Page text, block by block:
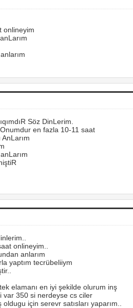
onlineyim
Söz DinLerim.
en fazla 10-11 saat
onlineyim..
anlarım
yaptım tecrübeliiym
elamanı en iyi şekilde olurum inş
var 350 si nerdeyse cs ciler
için serevr satısları yaparım..